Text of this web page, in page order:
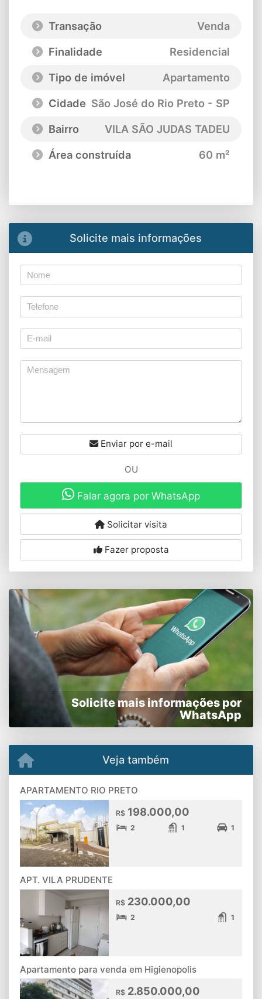
Transação
Venda
Finalidade
Residencial
Tipo de imóvel
Apartamento
Cidade São José do Rio Preto - SP
Bairro
VILA SÃO JUDAS TADEU
Área construída
60 m²
Solicite mais informações
Enviar por e-mail
OU
Falar agora por WhatsApp
Solicitar visita
Fazer proposta
Solicite mais informações por
WhatsApp
Veja também
APARTAMENTO RIO PRETO
R$ 198.000,00
2 1 1
APT. VILA PRUDENTE
R$ 230.000,00
2 1
Apartamento para venda em Higienopolis
R$ 2.850.000,00